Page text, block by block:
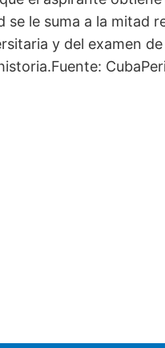
se le suma a la mitad
y del examen